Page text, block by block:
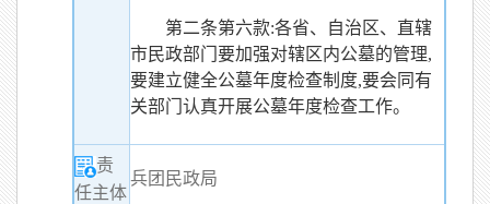
第二条第六款:各省、自治区、直辖
市民政部门要加强对辖区内公墓的管理,
要建立健全公墓年度检查制度,要会同有
关部门认真开展公墓年度检查工作。
责
任主体
兵团民政局